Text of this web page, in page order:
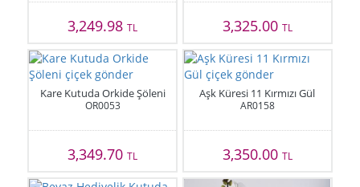
3,249.98TL 3,325.00 TL
Kare Kutuda Orkide Şöleni
OR0053
3,349.70TL
Aşk Küresi 11 Kırmızı Gül
AR0158
3,350.00 TL